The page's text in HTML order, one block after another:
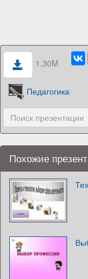
1.30M
Педагогика
Похожие